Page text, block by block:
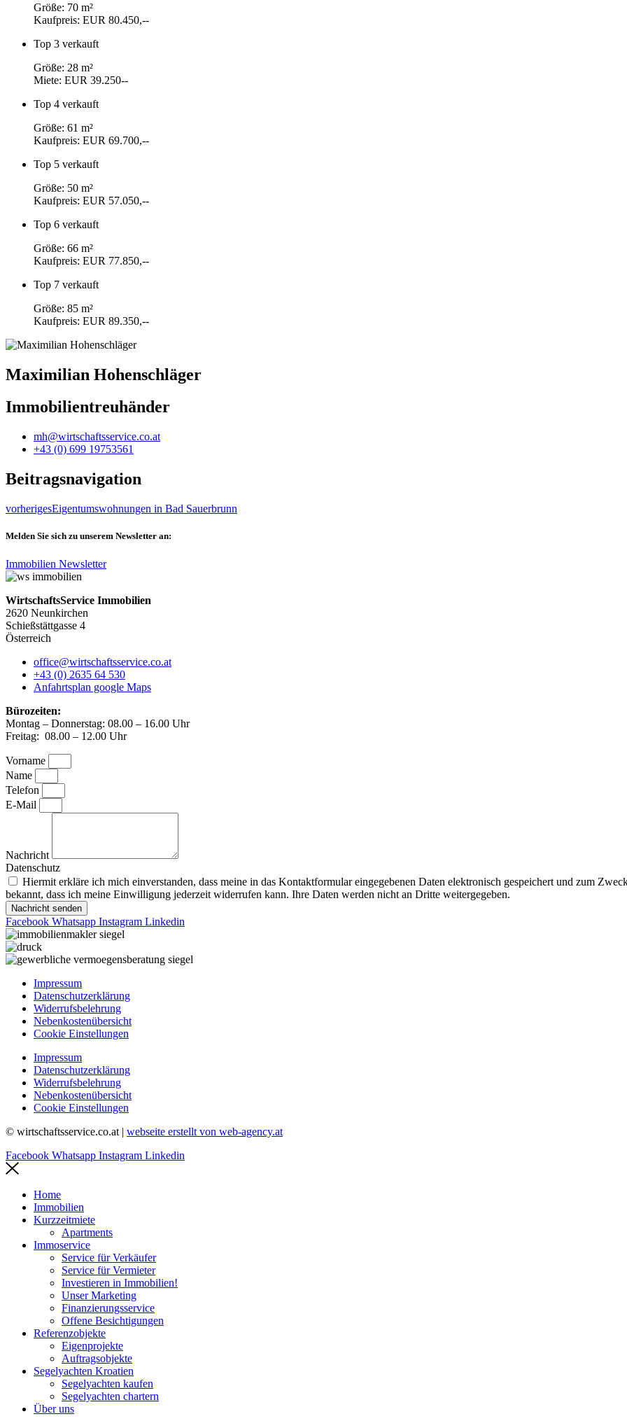
Größe: 70 m²
Kaufpreis: EUR 80.450,--
Top 3 verkauft
Größe: 28 m²
Miete: EUR 39.250--
Top 4 verkauft
Größe: 61 m²
Kaufpreis: EUR 69.700,--
Top 5 verkauft
Größe: 50 m²
Kaufpreis: EUR 57.050,--
Top 6 verkauft
Größe: 66 m²
Kaufpreis: EUR 77.850,--
Top 7 verkauft
Größe: 85 m²
Kaufpreis: EUR 89.350,--
Maximilian Hohenschläger
Immobilientreuhänder
mh@wirtschaftsservice.co.at
+43 (0) 699 19753561
Beitragsnavigation
vorherigesEigentumswohnungen in Bad Sauerbrunn
Melden Sie sich zu unserem Newsletter an:
Immobilien Newsletter
WirtschaftsService Immobilien
2620 Neunkirchen
Schießstättgasse 4
Österreich
office@wirtschaftsservice.co.at
+43 (0) 2635 64 530
Anfahrtsplan google Maps
Bürozeiten:
Montag – Donnerstag: 08.00 – 16.00 Uhr
Freitag: 08.00 – 12.00 Uhr
Vorname
Name
Telefon
E-Mail
Nachricht
Datenschutz
Hiermit erkläre ich mich einverstanden, dass meine in das Kontaktformular eingegebenen Daten elektronisch gespeichert und zum
bekannt, dass ich meine Einwilligung jederzeit widerrufen kann. Ihre Daten werden nicht an Dritte weitergegeben.
Nachricht senden
Facebook Whatsapp Instagram Linkedin
Impressum
Datenschutzerklärung
Widerrufsbelehrung
Nebenkostenübersicht
Cookie Einstellungen
Impressum
Datenschutzerklärung
Widerrufsbelehrung
Nebenkostenübersicht
Cookie Einstellungen
© wirtschaftsservice.co.at | webseite erstellt von web-agency.at
Facebook Whatsapp Instagram Linkedin
Home
Immobilien
Kurzzeitmiete
Apartments
Immoservice
Service für Verkäufer
Service für Vermieter
Investieren in Immobilien!
Unser Marketing
Finanzierungsservice
Offene Besichtigungen
Referenzobjekte
Eigenprojekte
Auftragsobjekte
Segelyachten Kroatien
Segelyachten kaufen
Segelyachten chartern
Über uns